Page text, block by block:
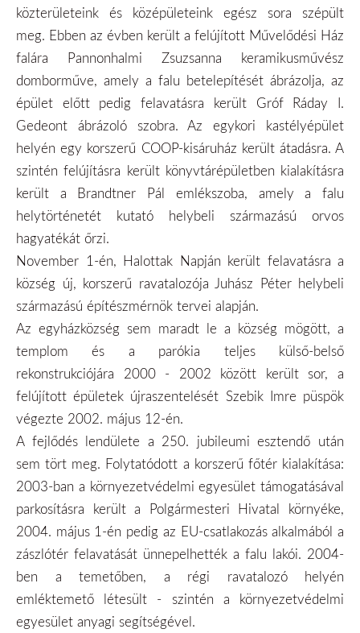
közterületeink és középületeink egész sora szépült
meg. Ebben az évben került a felújított Művelődési Ház
falára Pannonhalmi Zsuzsanna keramikusművész
domborműve, amely a falu betelepítését ábrázolja, az
épület előtt pedig felavatásra került Gróf Ráday I.
Gedeont ábrázoló szobra. Az egykori kastélyépület
helyén egy korszerű COOP-kisáruház került átadásra. A
szintén felújításra került könyvtárépületben kialakításra
került a Brandtner Pál emlékszoba, amely a falu
helytörténetét kutató helybeli származású orvos
hagyatékát őrzi.
November 1-én, Halottak Napján került felavatásra a
község új, korszerű ravatalozója Juhász Péter helybeli
származású építészmérnök tervei alapján.
Az egyházközség sem maradt le a község mögött, a
templom és a parókia teljes külső-belső
rekonstrukciójára 2000 - 2002 között került sor, a
felújított épületek újraszentelését Szebik Imre püspök
végezte 2002. május 12-én.
A fejlődés lendülete a 250. jubileumi esztendő után
sem tört meg. Folytatódott a korszerű főtér kialakítása:
2003-ban a környezetvédelmi egyesület támogatásával
parkosításra került a Polgármesteri Hivatal környéke,
2004. május 1-én pedig az EU-csatlakozás alkalmából a
zászlótér felavatását ünnepelhették a falu lakói. 2004-
ben a temetőben, a régi ravatalozó helyén
emléktemető létesült - szintén a környezetvédelmi
egyesület anyagi segítségével.